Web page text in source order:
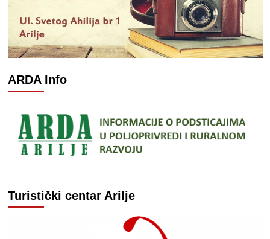
ARDA Info
Turistički centar Arilje